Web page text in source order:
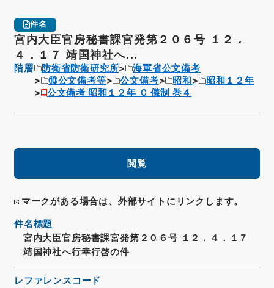
件名
宮内大臣官房秘書課宮発第２０６号 １２．
４．１７ 靖国神社へ...
階層 防衛省防衛研究所
海軍省公文備考
⑩公文備考等
公文備考 昭和
昭和１２年
公文備考 昭和１２年 Ｃ 儀制 巻４
閲覧
マークがある場合は、外部サイトにリンクします。
件名標題
宮内大臣官房秘書課宮発第２０６号 １２．４．１７
靖国神社へ行幸行啓の件
レファレンスコード